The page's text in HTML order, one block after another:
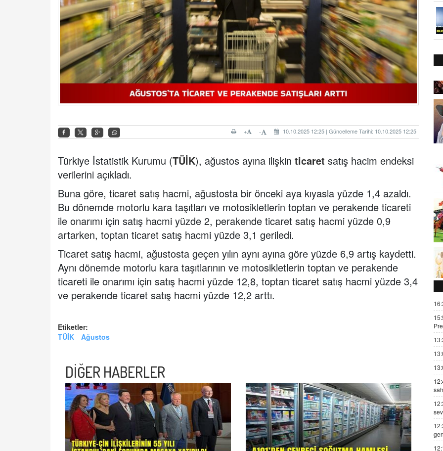
10.10.2025 12:25 | Güncelleme Tarihi: 10.10.2025 12:25
-
+
Türkiye İstatistik Kurumu (TÜİK), ağustos ayına ilişkin ticaret satış hacim endeksi
verilerini açıkladı.
Buna göre, ticaret satış hacmi, ağustosta bir önceki aya kıyasla yüzde 1,4 azaldı.
Bu dönemde motorlu kara taşıtları ve motosikletlerin toptan ve perakende ticareti
ile onarımı için satış hacmi yüzde 2, perakende ticaret satış hacmi yüzde 0,9
artarken, toptan ticaret satış hacmi yüzde 3,1 geriledi.
Ticaret satış hacmi, ağustosta geçen yılın aynı ayına göre yüzde 6,9 artış kaydetti.
Aynı dönemde motorlu kara taşıtlarının ve motosikletlerin toptan ve perakende
ticareti ile onarımı için satış hacmi yüzde 12,8, toptan ticaret satış hacmi yüzde 3,4
ve perakende ticaret satış hacmi yüzde 12,2 arttı.
Etiketler:
TÜİK
Ağustos
DİĞER HABERLER